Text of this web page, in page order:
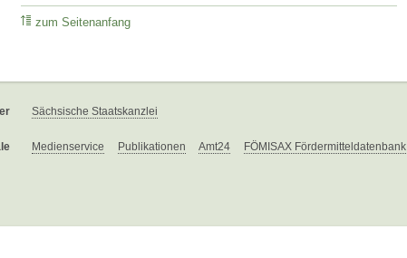
zum Seitenanfang
Sächsische Staatskanzlei
Medienservice Publikationen Amt24 FÖMISAX Fördermitteldatenbank